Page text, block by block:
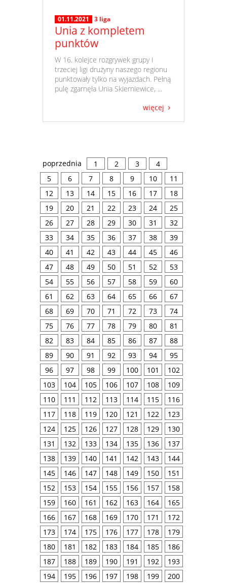
01.11.2021 3 liga
Unia z kompletem
punktów
​ W 16. kolejce rozgrywek grupy I
trzeciej ligi drużyny naszego regionu
punktowały tylko na wyjazdach. Pełną
pulę zgarnęła Unia Skierniewice, ...
więcej
poprzednia 1 2 3
4
5
6 7 8 9 10
11
12
13 14 15 16 17
18
19
20 21 22 23 24
25
26
27 28 29 30 31
32
33
34 35 36 37 38
39
40
41 42 43 44 45
46
47
48 49 50 51 52
53
54
55 56 57 58 59
60
61
62 63 64 65 66
67
68
69 70 71 72 73
74
75
76 77 78 79 80
81
82
83 84 85 86 87
88
89
90 91 92 93 94
95
96
97 98 99 100 101
102
103
104 105 106 107 108
109
110
111 112 113 114 115
116
117
118 119 120 121 122
123
124
125 126 127 128 129
130
131
132 133 134 135 136
137
138
139 140 141 142 143
144
145
146 147 148 149 150
151
152
153 154 155 156 157
158
159
160 161 162 163 164
165
166
167 168 169 170 171
172
173
174 175 176 177 178
179
180
181 182 183 184 185
186
187
188 189 190 191 192
193
194
195 196 197 198 199
200